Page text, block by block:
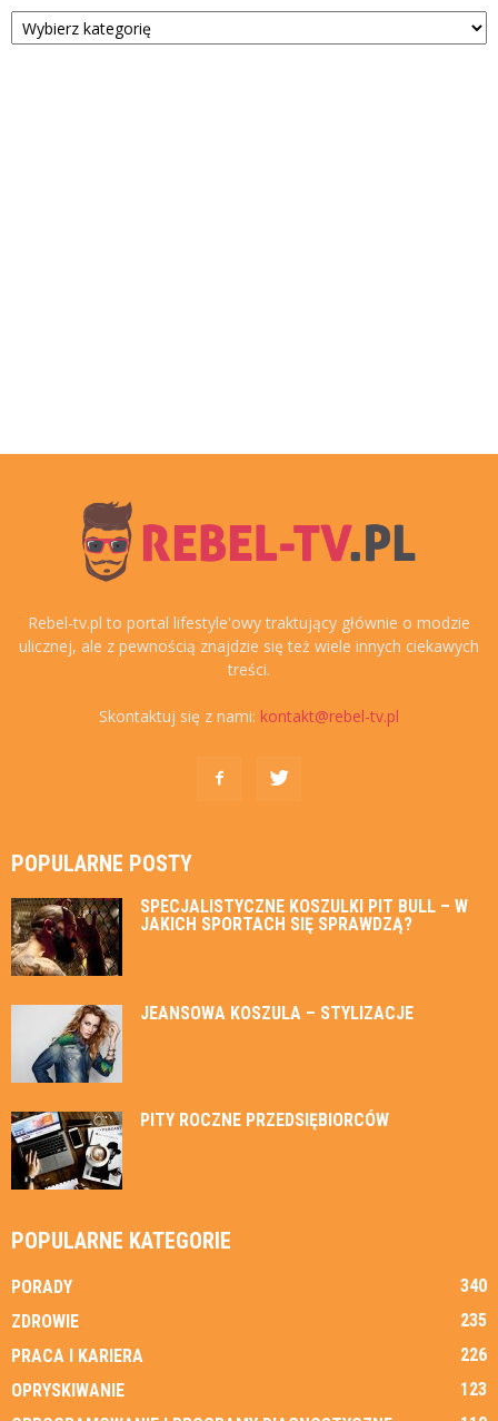
Kategorie
Rebel-tv.pl to portal lifestyle'owy traktujący głównie o modzie
ulicznej, ale z pewnością znajdzie się też wiele innych ciekawych
treści.
Skontaktuj się z nami: kontakt@rebel-tv.pl
POPULARNE POSTY
SPECJALISTYCZNE KOSZULKI PIT BULL – W
JAKICH SPORTACH SIĘ SPRAWDZĄ?
JEANSOWA KOSZULA – STYLIZACJE
PITY ROCZNE PRZEDSIĘBIORCÓW
POPULARNE KATEGORIE
PORADY
340
ZDROWIE
235
PRACA I KARIERA
226
OPRYSKIWANIE
123